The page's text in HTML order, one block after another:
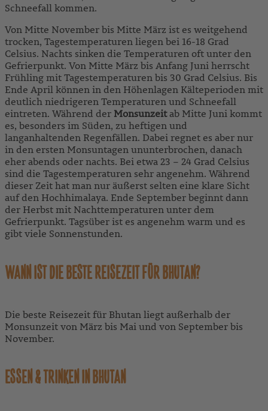
Schneefall kommen.
Von Mitte November bis Mitte März ist es weitgehend
trocken, Tagestemperaturen liegen bei 16-18 Grad
Celsius. Nachts sinken die Temperaturen oft unter den
Gefrierpunkt. Von Mitte März bis Anfang Juni herrscht
Frühling mit Tagestemperaturen bis 30 Grad Celsius. Bis
Ende April können in den Höhenlagen Kälteperioden mit
deutlich niedrigeren Temperaturen und Schneefall
eintreten. Während der Monsunzeitab Mitte Juni kommt
es, besonders im Süden, zu heftigen und
langanhaltenden Regenfällen. Dabei regnet es aber nur
in den ersten Monsuntagen ununterbrochen, danach
eher abends oder nachts. Bei etwa 23 – 24 Grad Celsius
sind die Tagestemperaturen sehr angenehm. Während
dieser Zeit hat man nur äußerst selten eine klare Sicht
auf den Hochhimalaya. Ende September beginnt dann
der Herbst mit Nachttemperaturen unter dem
Gefrierpunkt. Tagsüber ist es angenehm warm und es
gibt viele Sonnenstunden.
WANN IST DIE BESTE REISEZEIT FÜR BHUTAN?
Die beste Reisezeit für Bhutan liegt außerhalb der
Monsunzeit von März bis Mai und von September bis
November.
ESSEN & TRINKEN IN BHUTAN